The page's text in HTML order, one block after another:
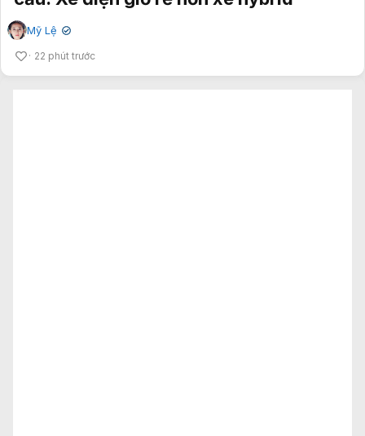
Mỹ Lệ ✔
22 phút trước